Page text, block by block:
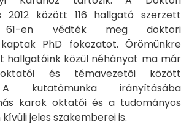
2012 között 116 hallgató szerzett
61-en védték meg doktori
PhD fokozatot. Örömünkre
hallgatóink közül néhányat ma már
és témavezetői között
A kutatómunka irányításába
karok oktatói és a tudományos
jeles szakemberei is.